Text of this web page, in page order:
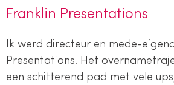
Franklin Presentations
Ik werd directeur en mede-
Presentations. Het
een schitterend pad met vele